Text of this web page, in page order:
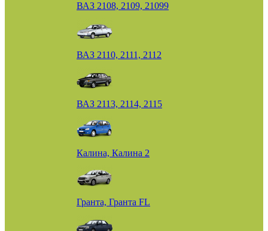
ВАЗ 2108, 2109, 21099
ВАЗ 2110, 2111, 2112
ВАЗ 2113, 2114, 2115
Калина, Калина 2
Гранта, Гранта FL